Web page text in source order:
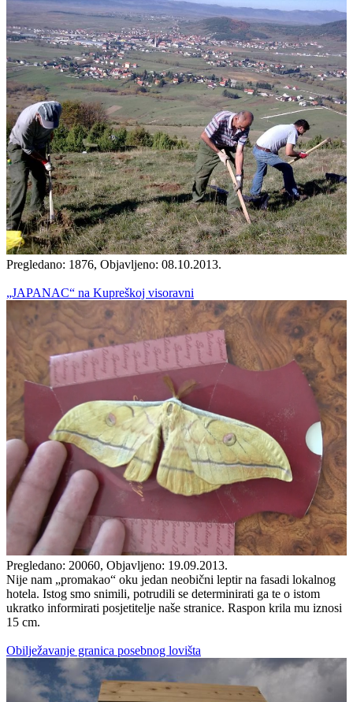
Pregledano: 1876, Objavljeno: 08.10.2013.
„JAPANAC“ na Kupreškoj visoravni
Pregledano: 20060, Objavljeno: 19.09.2013.
Nije nam „promakao“ oku jedan neobični leptir na fasadi lokalnog
hotela. Istog smo snimili, potrudili se determinirati ga te o istom
ukratko informirati posjetitelje naše stranice. Raspon krila mu iznosi
15 cm.
Obilježavanje granica posebnog lovišta